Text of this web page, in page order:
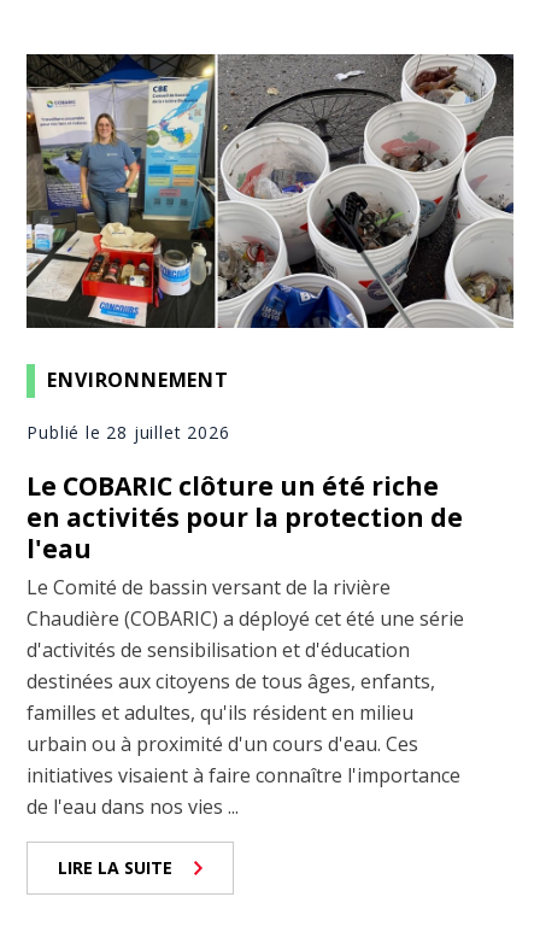
ENVIRONNEMENT
Publié le 28 juillet 2026
Le COBARIC clôture un été riche
en activités pour la protection de
l'eau
Le Comité de bassin versant de la rivière
Chaudière (COBARIC) a déployé cet été une série
d'activités de sensibilisation et d'éducation
destinées aux citoyens de tous âges, enfants,
familles et adultes, qu'ils résident en milieu
urbain ou à proximité d'un cours d'eau. Ces
initiatives visaient à faire connaître l'importance
de l'eau dans nos vies ...
LIRE LA SUITE